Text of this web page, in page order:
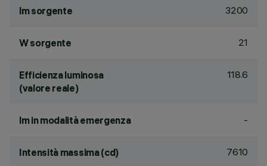
lm sorgente 3200
W sorgente 21
Efficienza luminosa
(valore reale)
118.6
lm in modalità emergenza -
Intensità massima (cd) 7610